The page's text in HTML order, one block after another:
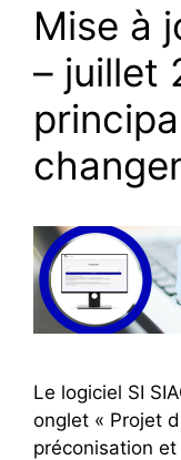
Mise à
– juillet
Le logiciel SI
onglet « Projet
préconisation